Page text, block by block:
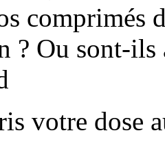
comprimés
? Ou sont-
votre dose